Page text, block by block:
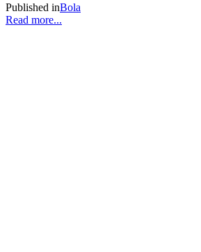
Published inBola
Read more...